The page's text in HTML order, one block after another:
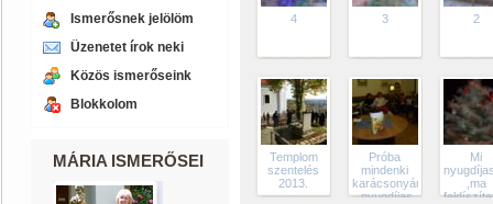
Ismerősnek jelölöm
Üzenetet írok neki
Közös ismerőseink
Blokkolom
MÁRIA ISMERŐSEI
4 3 2
Templom
szentelés
2013.
Próba
mindenki
karácsonyára
,nyugdíjas
Mi
,ma